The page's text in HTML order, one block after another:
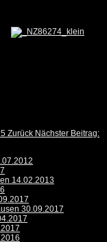
Zurück Nächster Beitrag:
14.02.2013
30.09.2017